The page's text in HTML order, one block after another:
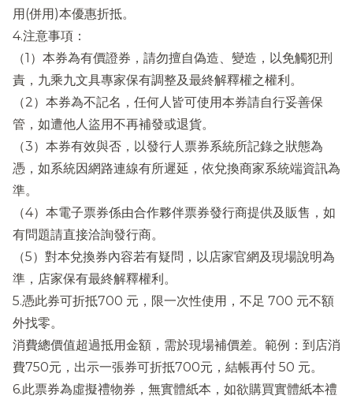
用(併用)本優惠折抵。
4.注意事項：
（1）本券為有價證券，請勿擅自偽造、變造，以免觸犯刑
責，九乘九文具專家保有調整及最終解釋權之權利。
（2）本券為不記名，任何人皆可使用本券請自行妥善保
管，如遭他人盜用不再補發或退貨。
（3）本券有效與否，以發行人票券系統所記錄之狀態為
憑，如系統因網路連線有所遲延，依兌換商家系統端資訊為
準。
（4）本電子票券係由合作夥伴票券發行商提供及販售，如
有問題請直接洽詢發行商。
（5）對本兌換券內容若有疑問，以店家官網及現場說明為
準，店家保有最終解釋權利。
5.憑此券可折抵700 元，限一次性使用，不足 700 元不額
外找零。
消費總價值超過抵用金額，需於現場補價差。範例：到店消
費750元，出示一張券可折抵700元，結帳再付 50 元。
6.此票券為虛擬禮物券，無實體紙本，如欲購買實體紙本禮